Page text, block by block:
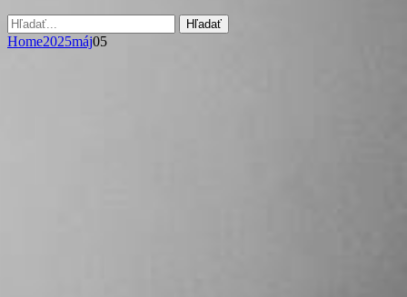
Hľadať
Home2025máj05